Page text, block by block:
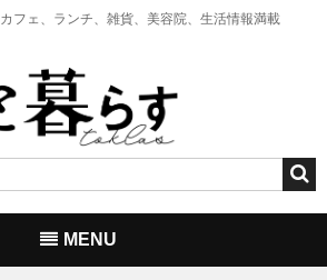
カフェ、ランチ、雑貨、美容院、生活情報満載
MENU